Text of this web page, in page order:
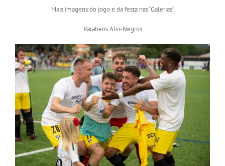
Mais imagens do jogo e da festa nas “Galerias”
Parabens Alvi-Negros